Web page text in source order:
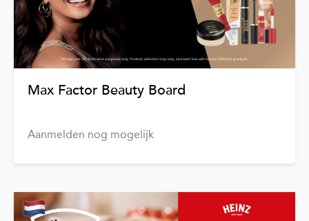
Max Factor Beauty Board
Aanmelden nog mogelijk